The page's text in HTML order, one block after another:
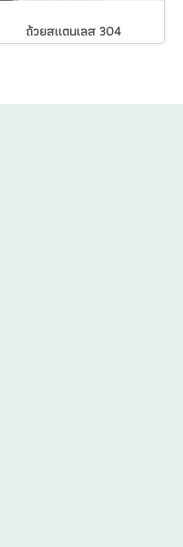
ถ้วยสแตนเลส 304